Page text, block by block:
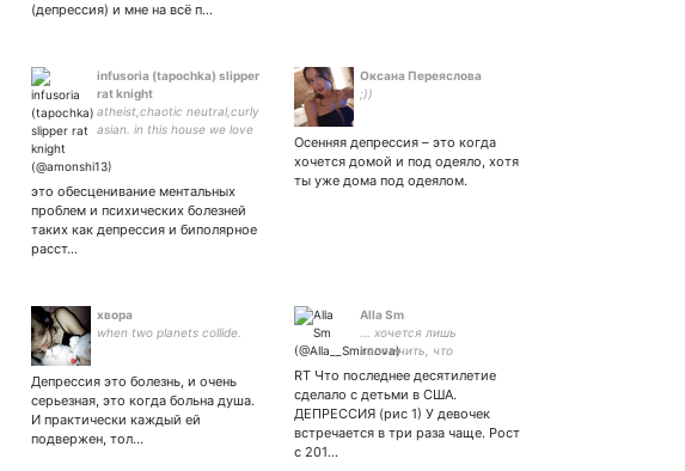
(депрессия) и мне на всё п…
infusoria (tapochka) slipper
rat knight
atheist,chaotic neutral,curly
asian. in this house we love
and video games.rats,old
Palahniuk
это обесценивание ментальных
проблем и психических болезней
таких как депрессия и биполярное
расст…
Оксана Переяслова
;))
Осенняя депрессия – это когда
хочется домой и под одеяло, хотя
ты уже дома под одеялом.
хвора
when two planets collide.
Депрессия это болезнь, и очень
серьезная, это когда больна душа.
И практически каждый ей
подвержен, тол…
Alla Sm
... хочется лишь
напомнить, что
Разумных Ограничений и
Свободы Выбора, а не
свобода Произвола,
ведущая к Анархии и затем
RT Что последнее десятилетие
сделало с детьми в США.
ДЕПРЕССИЯ (рис 1) У девочек
встречается в три раза чаще. Рост
с 201…